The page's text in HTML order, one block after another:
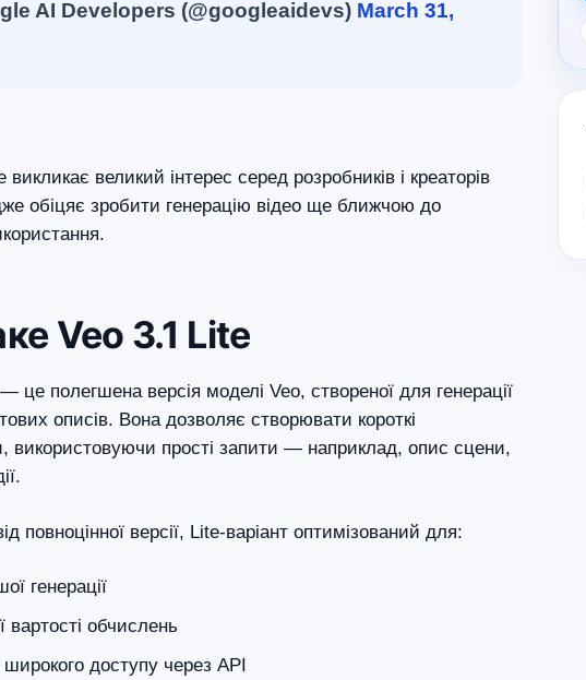
AI Developers (@googleaidevs) March 31,
великий інтерес серед розробників і креаторів
обіцяє зробити генерацію відео ще ближчою до
Veo 3.1 Lite
це полегшена версія моделі Veo, створеної для генерації
описів. Вона дозволяє створювати короткі
використовуючи прості запити — наприклад, опис сцени,
повноцінної версії, Lite-варіант оптимізований для:
генерації
вартості обчислень
доступу через API